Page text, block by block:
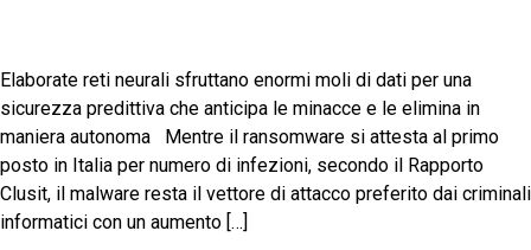
Elaborate reti neurali sfruttano enormi moli di dati per una
sicurezza predittiva che anticipa le minacce e le elimina in
maniera autonoma Mentre il ransomware si attesta al primo
posto in Italia per numero di infezioni, secondo il Rapporto
Clusit, il malware resta il vettore di attacco preferito dai criminali
informatici con un aumento […]